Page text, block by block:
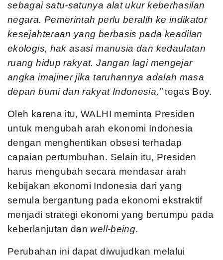
sebagai satu-satunya alat ukur keberhasilan
negara. Pemerintah perlu beralih ke indikator
kesejahteraan yang berbasis pada keadilan
ekologis, hak asasi manusia dan kedaulatan
ruang hidup rakyat. Jangan lagi mengejar
angka imajiner jika taruhannya adalah masa
depan bumi dan rakyat Indonesia,”tegas Boy.
Oleh karena itu, WALHI meminta Presiden
untuk mengubah arah ekonomi Indonesia
dengan menghentikan obsesi terhadap
capaian pertumbuhan. Selain itu, Presiden
harus mengubah secara mendasar arah
kebijakan ekonomi Indonesia dari yang
semula bergantung pada ekonomi ekstraktif
menjadi strategi ekonomi yang bertumpu pada
keberlanjutan dan well-being.
Perubahan ini dapat diwujudkan melalui